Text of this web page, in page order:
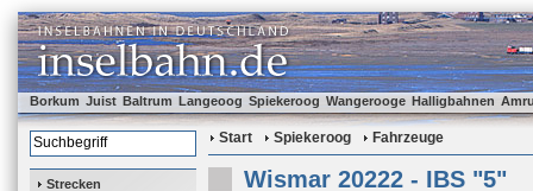
Borkum Juist Baltrum Langeoog Spiekeroog Wangerooge Halligbahnen
Strecken
Start Spiekeroog Fahrzeuge
Wismar 20222 - IBS "5"